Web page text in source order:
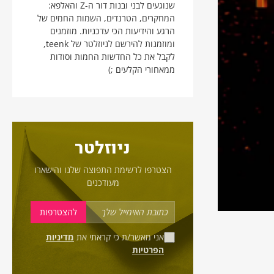
שנוגעים לבני ובנות דור ה-Z והאלפא:
המחקרים, הטרנדים, השמות החמים של
הרגע והידיעות הכי עדכניות. מוזמנים
ומוזמנות להירשם לניוזלטר של teenk,
לקבל את כל החדשות החמות וסודות
ממאחורי הקלעים ;)
ניוזלטר
הצטרפו לרשימת התפוצה שלנו והישארו
מעודכנים
אני מאשר/ת כי קראתי את מדיניות
הפרטיות